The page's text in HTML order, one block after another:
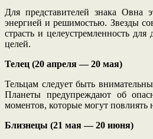
Для представителей знака Овна
энергией и решимостью. Звезды
страсть и целеустремленность
целей.
Телец (20 апреля — 20 мая)
Тельцам следует быть
Планеты предупреждают об
моментов, которые могут повлиять
Близнецы (21 мая — 20 июня)